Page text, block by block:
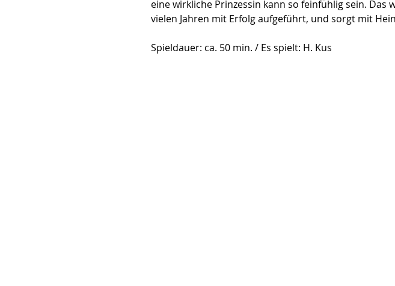
eine wirkliche Prinzessin kann so feinfühlig sein.
vielen Jahren mit Erfolg aufgeführt, und sorgt mit
Spieldauer: ca. 50 min. / Es spielt: H. Kus